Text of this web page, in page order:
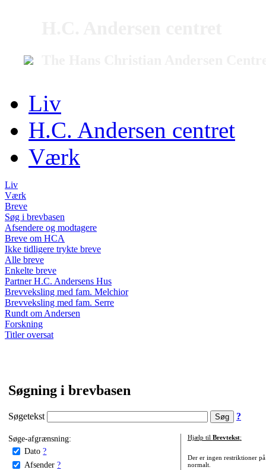
Liv
H.C. Andersen centret
Værk
Liv
Værk
Breve
Søg i brevbasen
Afsendere og modtagere
Breve om HCA
Ikke tidligere trykte breve
Alle breve
Enkelte breve
Partner H.C. Andersens Hus
Brevveksling med fam. Melchior
Brevveksling med fam. Serre
Rundt om Andersen
Forskning
Titler oversat
Søgning i brevbasen
Søgetekst ?
Søge-afgrænsning:
Dato ?
Afsender ?
Hjælp til Brevtekst:
Der er ingen restriktioner
normalt.